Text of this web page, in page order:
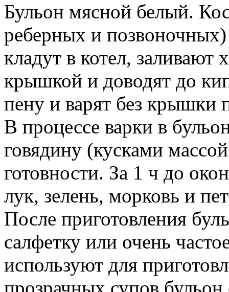
Бульон мясной белый.
реберных и
кладут в котел, заливают
крышкой и доводят до
пену и варят без
В процессе варки в
говядину (кусками
готовности. За 1 ч до
лук, зелень, морковь и
После приготовления
салфетку или очень
используют для